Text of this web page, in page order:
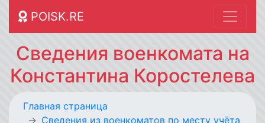
POISK.RE
Сведения военкомата на
Константина Коростелева
Главная страница
Cведения из военкоматов по месту учёта